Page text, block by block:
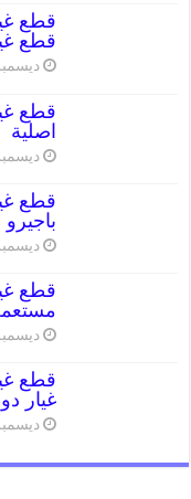
قطع
ديسمبر 1,
اصلية
ديسمبر 1,
باجيرو
ديسمبر 1,
ديسمبر 1,
غيار
ديسمبر 1,